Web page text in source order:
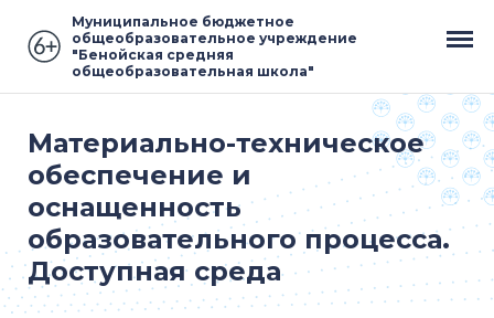
Муниципальное бюджетное
общеобразовательное учреждение
"Бенойская средняя
общеобразовательная школа"
Материально-техническое
обеспечение и
оснащенность
образовательного процесса.
Доступная среда